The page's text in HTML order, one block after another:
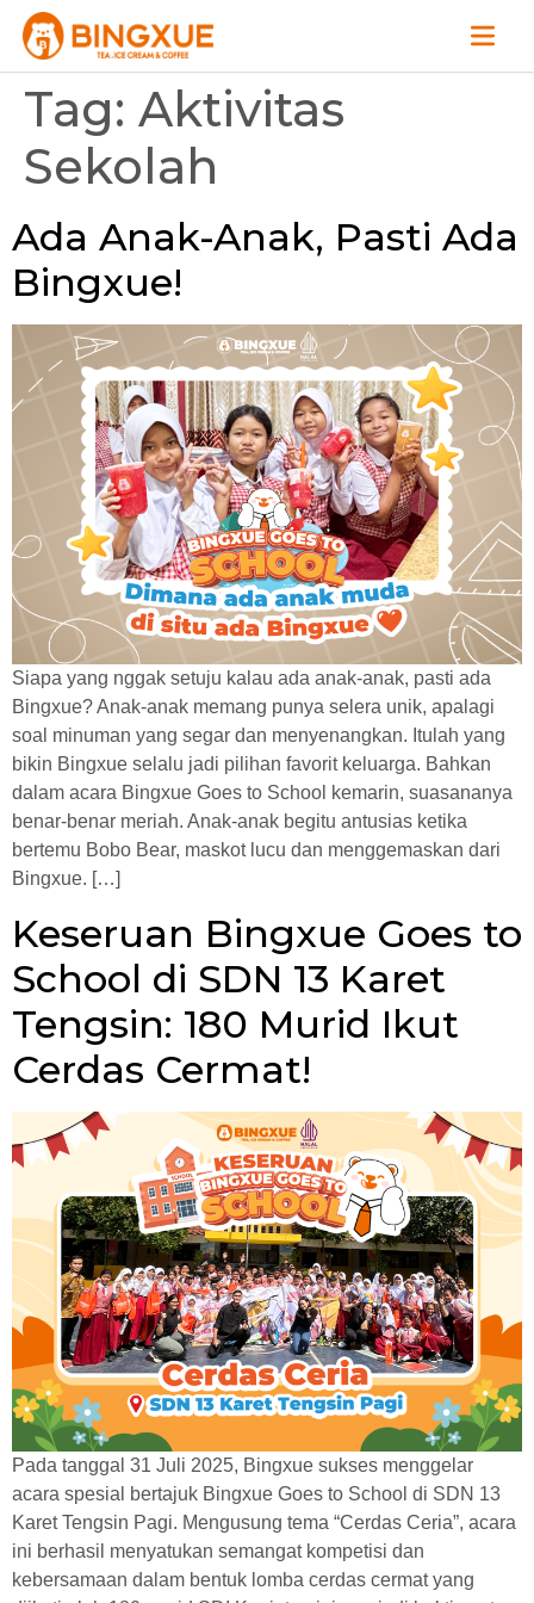
Tag: Aktivitas
Sekolah
Ada Anak-Anak, Pasti Ada
Bingxue!
Siapa yang nggak setuju kalau ada anak-anak, pasti ada
Bingxue? Anak-anak memang punya selera unik, apalagi
soal minuman yang segar dan menyenangkan. Itulah yang
bikin Bingxue selalu jadi pilihan favorit keluarga. Bahkan
dalam acara Bingxue Goes to School kemarin, suasananya
benar-benar meriah. Anak-anak begitu antusias ketika
bertemu Bobo Bear, maskot lucu dan menggemaskan dari
Bingxue. […]
Keseruan Bingxue Goes to
School di SDN 13 Karet
Tengsin: 180 Murid Ikut
Cerdas Cermat!
Pada tanggal 31 Juli 2025, Bingxue sukses menggelar
acara spesial bertajuk Bingxue Goes to School di SDN 13
Karet Tengsin Pagi. Mengusung tema “Cerdas Ceria”, acara
ini berhasil menyatukan semangat kompetisi dan
kebersamaan dalam bentuk lomba cerdas cermat yang